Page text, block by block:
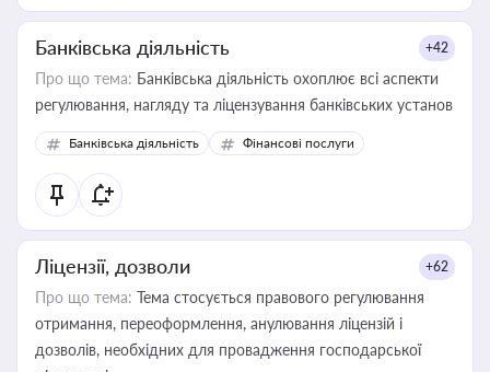
Банківська діяльність +42
Про що тема: Банківська діяльність охоплює всі аспекти
регулювання, нагляду та ліцензування банківських установ
Банківська діяльність Фінансові послуги
Ліцензії, дозволи +62
Про що тема: Тема стосується правового регулювання
отримання, переоформлення, анулювання ліцензій і
дозволів, необхідних для провадження господарської